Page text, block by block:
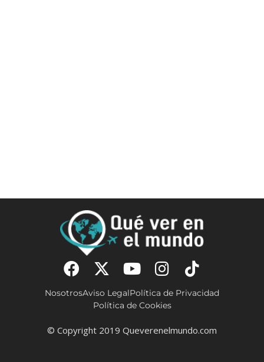
NosotrosAviso LegalPolítica de Privacidad
Política de Cookies
© Copyright 2019 Queverenelmundo.com